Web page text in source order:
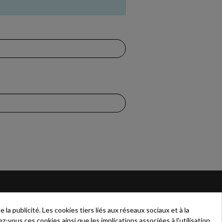
Contactez-nous
publicité. Les cookies tiers liés aux réseaux sociaux et à la
ces cookies ainsi que les implications associées à l'utilisation